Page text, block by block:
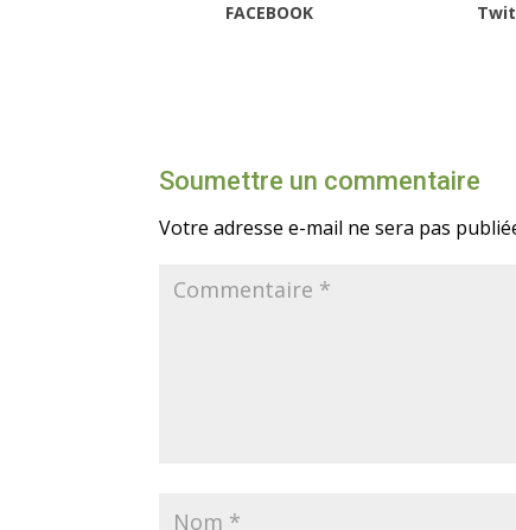
FACEBOOK
Soumettre un commentaire
Votre adresse e-mail ne sera pas